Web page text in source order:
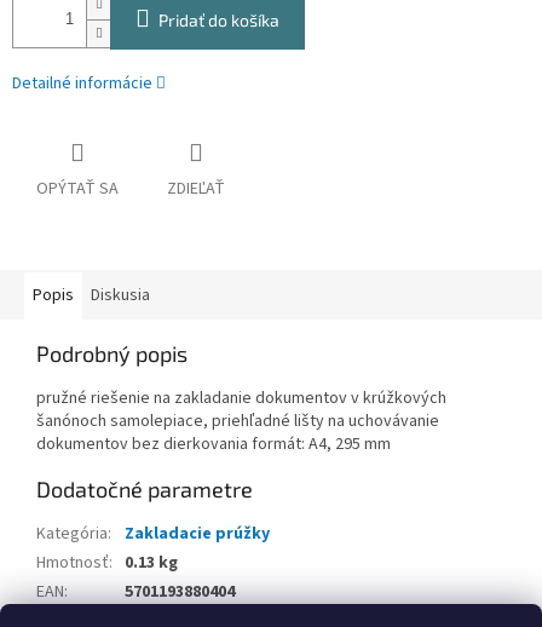
Pridať do košíka
Detailné informácie
OPÝTAŤ SA ZDIEĽAŤ
Popis Diskusia
Podrobný popis
pružné riešenie na zakladanie dokumentov v krúžkových
šanónoch samolepiace, priehľadné lišty na uchovávanie
dokumentov bez dierkovania formát: A4, 295 mm
Dodatočné parametre
Kategória:
Zakladacie prúžky
Hmotnosť: 0.13 kg
EAN:
5701193880404